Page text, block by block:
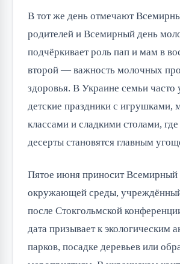
В тот же день отмечают
родителей и Всемирный день
подчёркивает роль пап и мам в
второй — важность молочных
здоровья. В Украине семьи часто
детские праздники с игрушками,
классами и сладкими столами,
десерты становятся главным
Пятое июня приносит Всемирный
окружающей среды,
после Стокгольмской
дата призывает к экологическим
парков, посадке деревьев или